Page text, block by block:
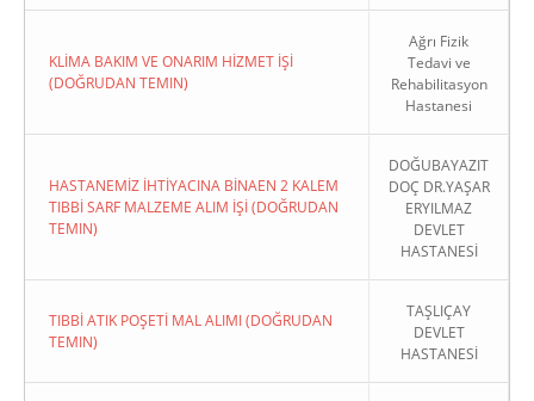
KLİMA BAKIM VE ONARIM HİZMET İŞİ
(DOĞRUDAN TEMIN)
Ağrı Fizik
Tedavi ve
Rehabilitasyon
Hastanesi
HASTANEMİZ İHTİYACINA BİNAEN 2 KALEM
TIBBİ SARF MALZEME ALIM İŞİ (DOĞRUDAN
TEMIN)
DOĞUBAYAZIT
DOÇ DR.YAŞAR
ERYILMAZ
DEVLET
HASTANESİ
TIBBİ ATIK POŞETİ MAL ALIMI (DOĞRUDAN
TEMIN)
TAŞLIÇAY
DEVLET
HASTANESİ